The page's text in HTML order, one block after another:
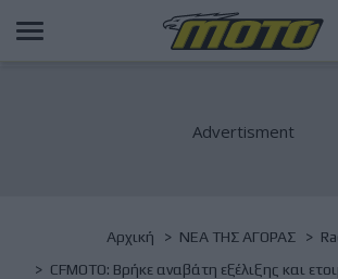
Παράκαμψη
προς
Breadcrumb
Αρχική NΕΑ ΤΗΣ ΑΓΟΡΑΣ
CFMOTO: Βρήκε αναβάτη εξέλιξης και